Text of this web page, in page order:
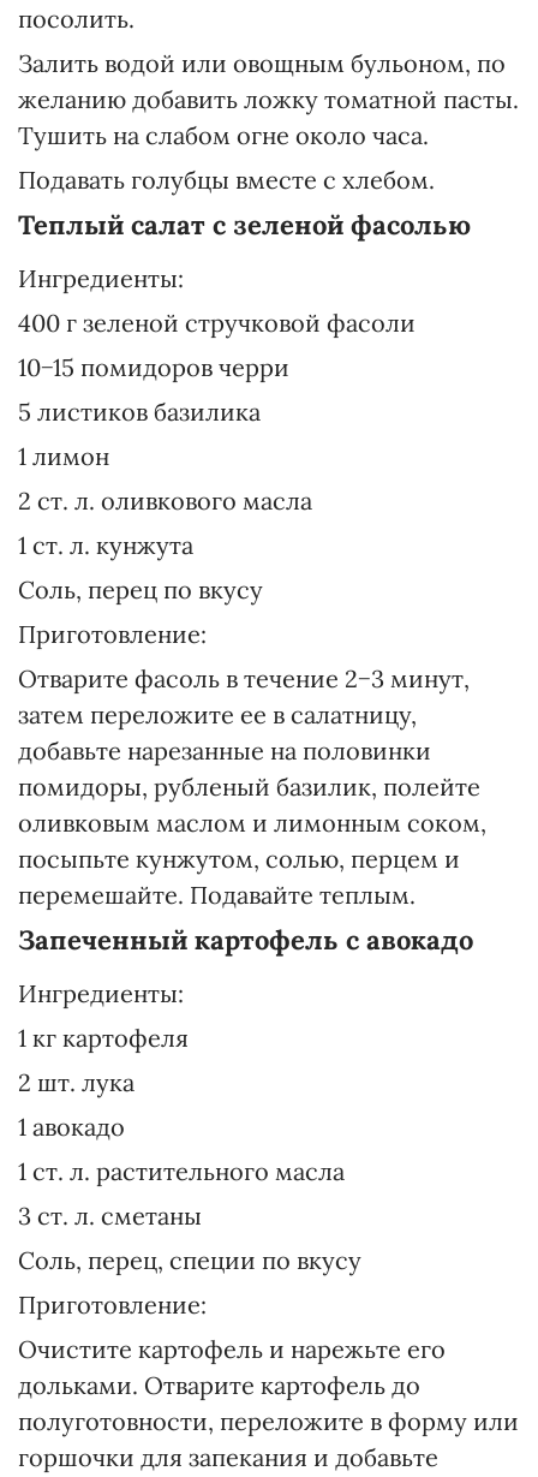
посолить.
Залить водой или овощным бульоном, по
желанию добавить ложку томатной пасты.
Тушить на слабом огне около часа.
Подавать голубцы вместе с хлебом.
Теплый салат с зеленой фасолью
Ингредиенты:
400 г зеленой стручковой фасоли
10−15 помидоров черри
5 листиков базилика
1 лимон
2 ст. л. оливкового масла
1 ст. л. кунжута
Соль, перец по вкусу
Приготовление:
Отварите фасоль в течение 2−3 минут,
затем переложите ее в салатницу,
добавьте нарезанные на половинки
помидоры, рубленый базилик, полейте
оливковым маслом и лимонным соком,
посыпьте кунжутом, солью, перцем и
перемешайте. Подавайте теплым.
Запеченный картофель с авокадо
Ингредиенты:
1 кг картофеля
2 шт. лука
1 авокадо
1 ст. л. растительного масла
3 ст. л. сметаны
Соль, перец, специи по вкусу
Приготовление:
Очистите картофель и нарежьте его
дольками. Отварите картофель до
полуготовности, переложите в форму или
горшочки для запекания и добавьте